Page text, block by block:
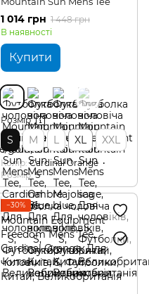
1 014 грн 1 448 грн
В наявності
Купити
Розмір
S M L XL XXL
Колір Cardinal Orange
Розмір S
−30%